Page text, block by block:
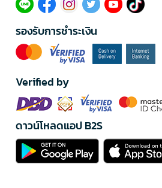
รองรับการชำระเงิน
Verified by
ดาวน์โหลดแอป B2S